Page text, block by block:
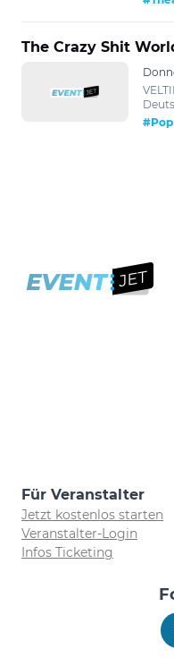
The Crazy Shit
#Pop
Für Veranstalter
Jetzt kostenlos starten
Veranstalter-Login
Infos Ticketing